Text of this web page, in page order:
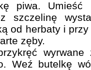
piwa.
szczelinę
od herbaty i
zęby.
Weź butelkę